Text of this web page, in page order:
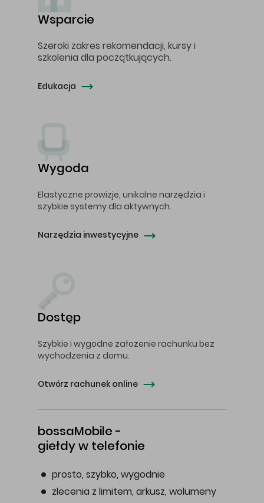
Wsparcie
Szeroki zakres rekomendacji, kursy i
szkolenia dla początkujących.
Edukacja
Wygoda
Elastyczne prowizje, unikalne narzędzia i
szybkie systemy dla aktywnych.
Narzędzia inwestycyjne
Dostęp
Szybkie i wygodne założenie rachunku bez
wychodzenia z domu.
Otwórz rachunek online
bossaMobile -
giełdy w telefonie
prosto, szybko, wygodnie
zlecenia z limitem, arkusz, wolumeny